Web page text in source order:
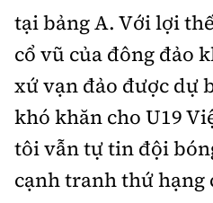
tại bảng A. Với lợi
cổ vũ của đông đảo
xứ vạn đảo được dự
khó khăn cho U19
tôi vẫn tự tin đội
cạnh tranh thứ hạng